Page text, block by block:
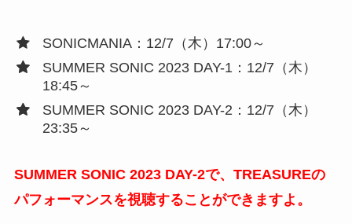
SONICMANIA：12/7（木）17:00～
SUMMER SONIC 2023 DAY-1：12/7（木）
18:45～
SUMMER SONIC 2023 DAY-2：12/7（木）
23:35～
SUMMER SONIC 2023 DAY-2で、TREASUREの
パフォーマンスを視聴することができますよ。